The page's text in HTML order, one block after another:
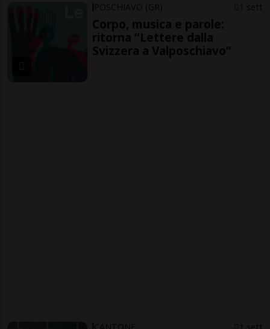
POSCHIAVO (GR) 1 sett
Corpo, musica e parole:
ritorna “Lettere dalla
Svizzera a Valposchiavo”